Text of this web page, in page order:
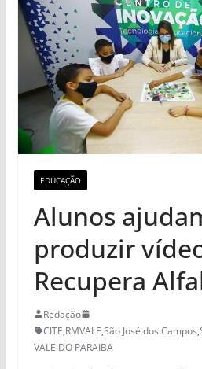
EDUCAÇÃO
Alunos
produzir
Recupera
Redação
CITE,RMVALE,São José dos Campos,
VALE DO PARAIBA